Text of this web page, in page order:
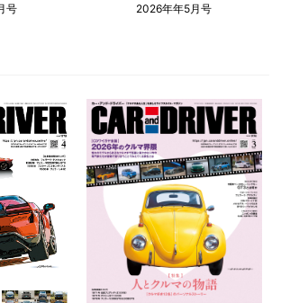
号 2026年年5月号